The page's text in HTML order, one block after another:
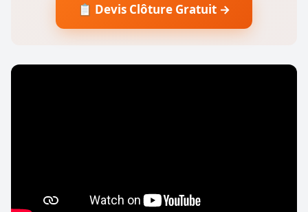
📋 Devis Clôture Gratuit →